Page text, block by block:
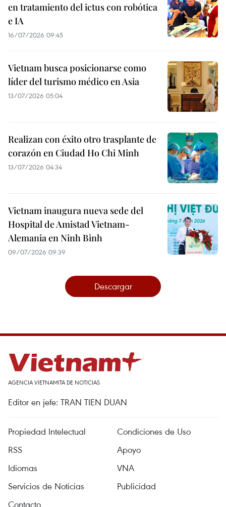
en tratamiento del ictus con robótica
e IA
16/07/2026 09:45
Vietnam busca posicionarse como
líder del turismo médico en Asia
13/07/2026 05:04
Realizan con éxito otro trasplante de
corazón en Ciudad Ho Chi Minh
13/07/2026 04:34
Vietnam inaugura nueva sede del
Hospital de Amistad Vietnam-
Alemania en Ninh Binh
09/07/2026 09:39
Descargar
AGENCIA VIETNAMITA DE NOTICIAS
Editor en jefe: TRAN TIEN DUAN
Propiedad Intelectual
Condiciones de Uso
RSS
Apoyo
Idiomas
VNA
Servicios de Noticias
Publicidad
Contacto